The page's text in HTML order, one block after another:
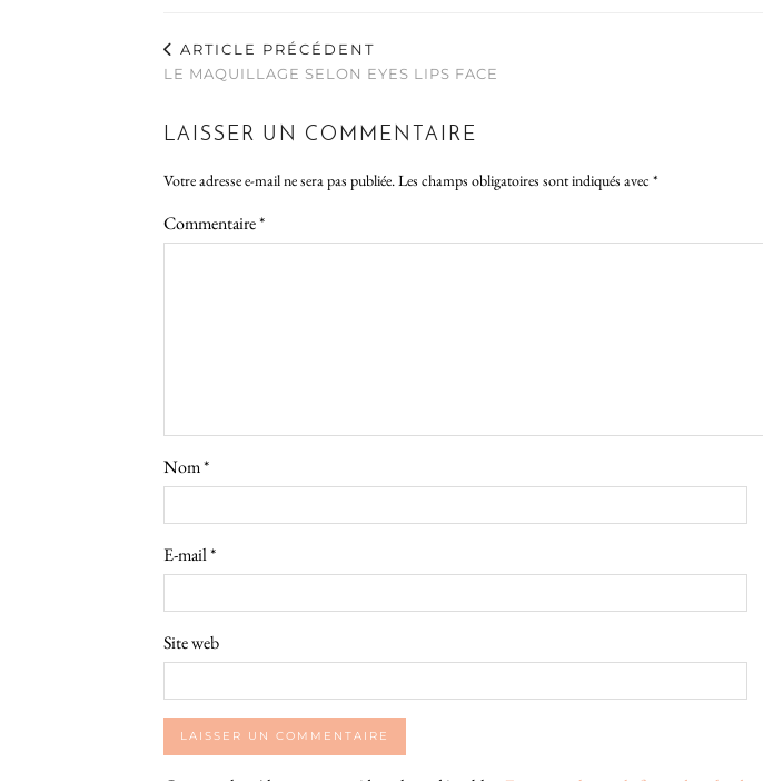
ARTICLE PRÉCÉDENT
LE MAQUILLAGE SELON EYES LIPS FACE
LAISSER UN COMMENTAIRE
Votre adresse e-mail ne sera pas publiée.Les champs obligatoires sont indiqués avec *
Commentaire*
Nom*
E-mail*
Site web